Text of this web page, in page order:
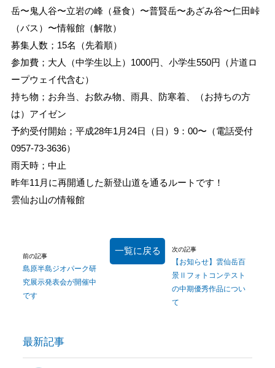
岳〜鬼人谷〜立岩の峰（昼食）〜普賢岳〜あざみ谷〜仁田峠
（バス）〜情報館（解散）
募集人数；15名（先着順）
参加費；大人（中学生以上）1000円、小学生550円（片道ロ
ープウェイ代含む）
持ち物；お弁当、お飲み物、雨具、防寒着、（お持ちの方
は）アイゼン
予約受付開始；平成28年1月24日（日）9：00〜（電話受付
0957-73-3636）
雨天時；中止
昨年11月に再開通した新登山道を通るルートです！
雲仙お山の情報館
前の記事
島原半島ジオパーク研
究展示発表会が開催中
です
次の記事
【お知らせ】雲仙岳百
景Ⅱフォトコンテスト
の中期優秀作品につい
て
一覧に戻る
最新記事